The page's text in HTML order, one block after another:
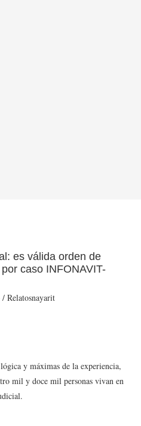
es válida orden de
caso INFONAVIT-
Relatosnayarit
y máximas de la experiencia,
mil y doce mil personas vivan en